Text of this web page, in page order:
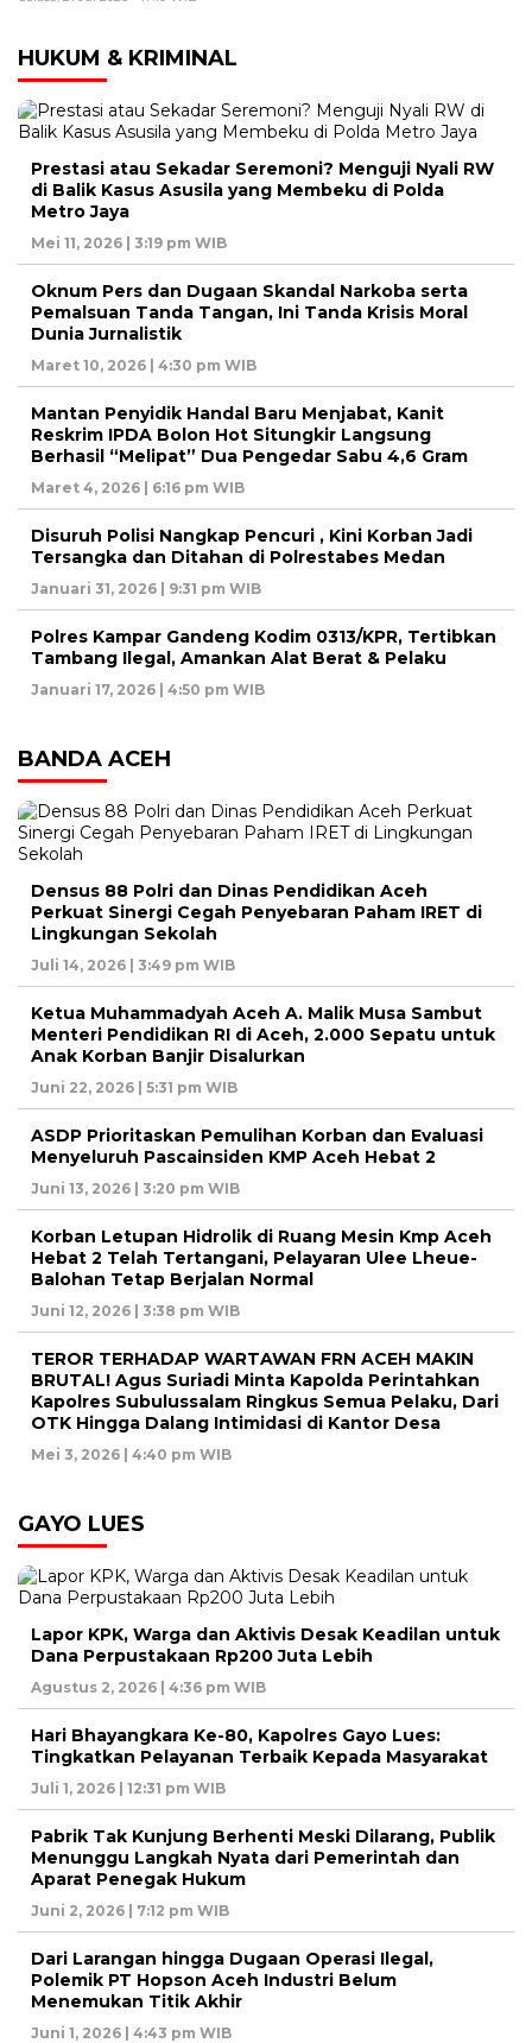
HUKUM & KRIMINAL
Prestasi atau Sekadar Seremoni? Menguji Nyali RW
di Balik Kasus Asusila yang Membeku di Polda
Metro Jaya
Mei 11, 2026 | 3:19 pm WIB
Oknum Pers dan Dugaan Skandal Narkoba serta
Pemalsuan Tanda Tangan, Ini Tanda Krisis Moral
Dunia Jurnalistik
Maret 10, 2026 | 4:30 pm WIB
Mantan Penyidik Handal Baru Menjabat, Kanit
Reskrim IPDA Bolon Hot Situngkir Langsung
Berhasil “Melipat” Dua Pengedar Sabu 4,6 Gram
Maret 4, 2026 | 6:16 pm WIB
Disuruh Polisi Nangkap Pencuri , Kini Korban Jadi
Tersangka dan Ditahan di Polrestabes Medan
Januari 31, 2026 | 9:31 pm WIB
Polres Kampar Gandeng Kodim 0313/KPR, Tertibkan
Tambang Ilegal, Amankan Alat Berat & Pelaku
Januari 17, 2026 | 4:50 pm WIB
BANDA ACEH
Densus 88 Polri dan Dinas Pendidikan Aceh
Perkuat Sinergi Cegah Penyebaran Paham IRET di
Lingkungan Sekolah
Juli 14, 2026 | 3:49 pm WIB
Ketua Muhammadyah Aceh A. Malik Musa Sambut
Menteri Pendidikan RI di Aceh, 2.000 Sepatu untuk
Anak Korban Banjir Disalurkan
Juni 22, 2026 | 5:31 pm WIB
ASDP Prioritaskan Pemulihan Korban dan Evaluasi
Menyeluruh Pascainsiden KMP Aceh Hebat 2
Juni 13, 2026 | 3:20 pm WIB
Korban Letupan Hidrolik di Ruang Mesin Kmp Aceh
Hebat 2 Telah Tertangani, Pelayaran Ulee Lheue-
Balohan Tetap Berjalan Normal
Juni 12, 2026 | 3:38 pm WIB
TEROR TERHADAP WARTAWAN FRN ACEH MAKIN
BRUTAL! Agus Suriadi Minta Kapolda Perintahkan
Kapolres Subulussalam Ringkus Semua Pelaku, Dari
OTK Hingga Dalang Intimidasi di Kantor Desa
Mei 3, 2026 | 4:40 pm WIB
GAYO LUES
Lapor KPK, Warga dan Aktivis Desak Keadilan untuk
Dana Perpustakaan Rp200 Juta Lebih
Agustus 2, 2026 | 4:36 pm WIB
Hari Bhayangkara Ke-80, Kapolres Gayo Lues:
Tingkatkan Pelayanan Terbaik Kepada Masyarakat
Juli 1, 2026 | 12:31 pm WIB
Pabrik Tak Kunjung Berhenti Meski Dilarang, Publik
Menunggu Langkah Nyata dari Pemerintah dan
Aparat Penegak Hukum
Juni 2, 2026 | 7:12 pm WIB
Dari Larangan hingga Dugaan Operasi Ilegal,
Polemik PT Hopson Aceh Industri Belum
Menemukan Titik Akhir
Juni 1, 2026 | 4:43 pm WIB